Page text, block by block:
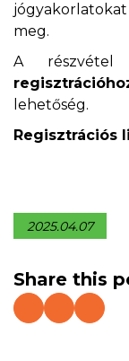
meg.
A részvétel
lehetőség.
Regisztrációs
2025.04.07
Share this